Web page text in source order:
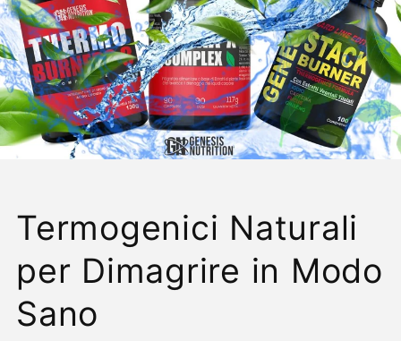
Termogenici Naturali
per Dimagrire in Modo
Sano